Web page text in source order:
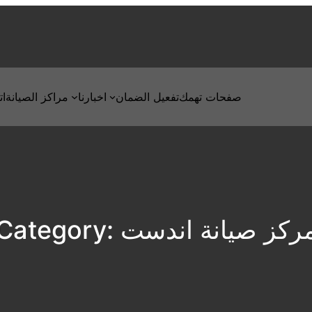
مراكز الصيانة اخبارنا تفعيل الضمانصفحات تهمك
صيانة اندست